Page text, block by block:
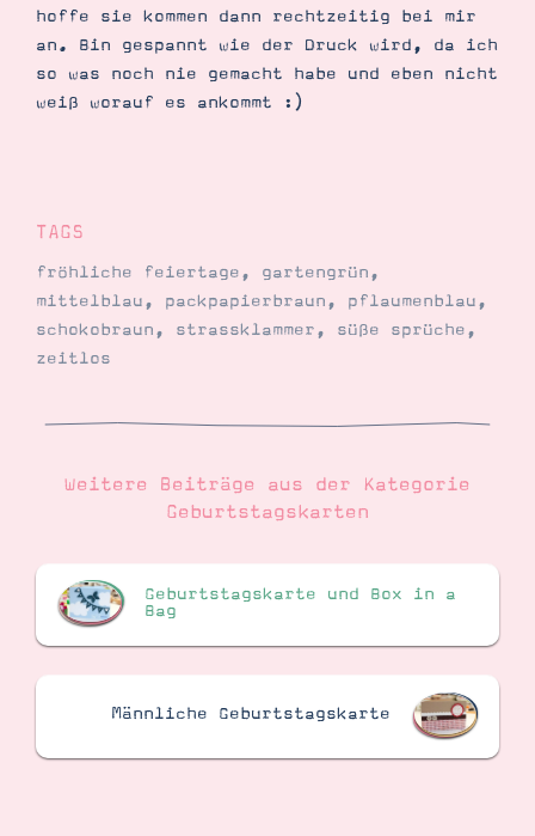
hoffe sie kommen dann rechtzeitig bei mir
an. Bin gespannt wie der Druck wird, da ich
so was noch nie gemacht habe und eben nicht
weiß worauf es ankommt :)
TAGS
fröhliche feiertage, gartengrün,
mittelblau, packpapierbraun, pflaumenblau,
schokobraun, strassklammer, süße sprüche,
zeitlos
Weitere Beiträge aus der Kategorie
Geburtstagskarten
Geburtstagskarte und Box in a
Bag
Männliche Geburtstagskarte